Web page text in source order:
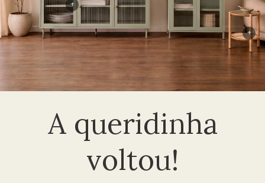
A queridinha
voltou!
+
+